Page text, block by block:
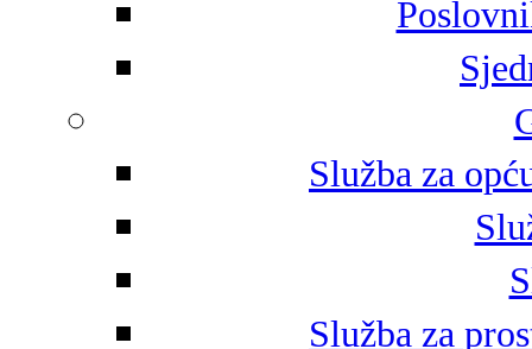
Služba za
Služba za